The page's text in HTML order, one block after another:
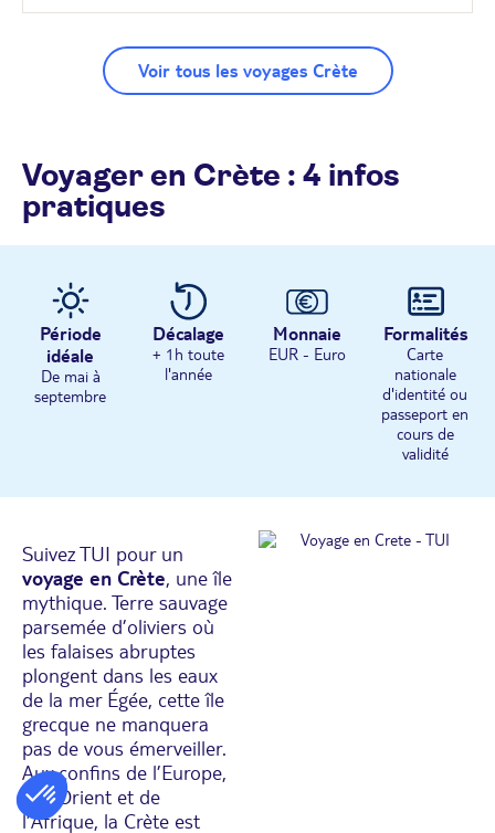
Voir tous les voyages Crète
Voyager en Crète : 4 infos
pratiques
Période
idéale
De mai à
septembre
Décalage
+ 1h toute
l'année
Monnaie
EUR - Euro
Formalités
Carte
nationale
d'identité ou
passeport en
cours de
validité
Suivez TUI pour un
voyage en Crète, une île
mythique. Terre sauvage
parsemée d’oliviers où
les falaises abruptes
plongent dans les eaux
de la mer Égée, cette île
grecque ne manquera
pas de vous émerveiller.
Aux confins de l’Europe,
de l’Orient et de
l’Afrique, la Crète est